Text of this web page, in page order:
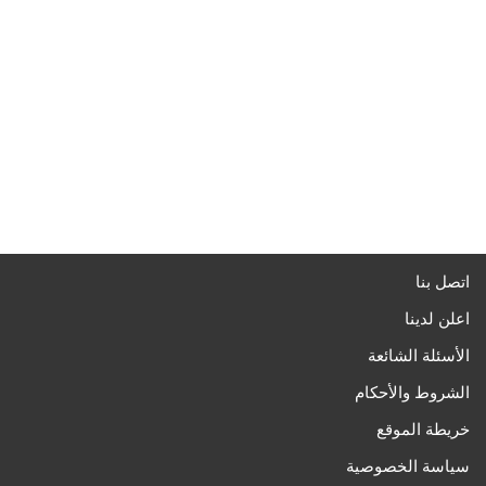
اتصل بنا
اعلن لدينا
الأسئلة الشائعة
الشروط والأحكام
خريطة الموقع
سياسة الخصوصية